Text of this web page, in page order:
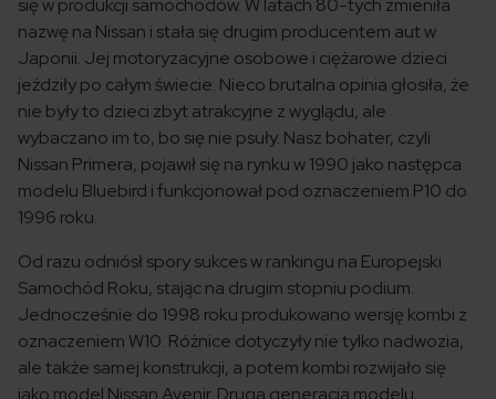
się w produkcji samochodów. W latach 80-tych zmieniła
nazwę na Nissan i stała się drugim producentem aut w
Japonii. Jej motoryzacyjne osobowe i ciężarowe dzieci
jeździły po całym świecie. Nieco brutalna opinia głosiła, że
nie były to dzieci zbyt atrakcyjne z wyglądu, ale
wybaczano im to, bo się nie psuły. Nasz bohater, czyli
Nissan Primera, pojawił się na rynku w 1990 jako następca
modelu Bluebird i funkcjonował pod oznaczeniem P10 do
1996 roku.
Od razu odniósł spory sukces w rankingu na Europejski
Samochód Roku, stając na drugim stopniu podium.
Jednocześnie do 1998 roku produkowano wersję kombi z
oznaczeniem W10. Różnice dotyczyły nie tylko nadwozia,
ale także samej konstrukcji, a potem kombi rozwijało się